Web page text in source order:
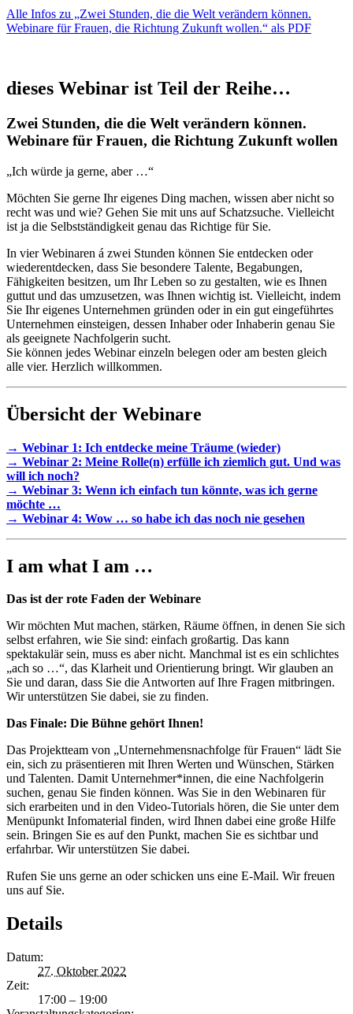
Alle Infos zu „Zwei Stunden, die die Welt verändern können.
Webinare für Frauen, die Richtung Zukunft wollen.“ als PDF
dieses Webinar ist Teil der Reihe…
Zwei Stunden, die die Welt verändern können.
Webinare für Frauen, die Richtung Zukunft wollen
„Ich würde ja gerne, aber …“
Möchten Sie gerne Ihr eigenes Ding machen, wissen aber nicht so
recht was und wie? Gehen Sie mit uns auf Schatzsuche. Vielleicht
ist ja die Selbstständigkeit genau das Richtige für Sie.
In vier Webinaren á zwei Stunden können Sie entdecken oder
wiederentdecken, dass Sie besondere Talente, Begabungen,
Fähigkeiten besitzen, um Ihr Leben so zu gestalten, wie es Ihnen
guttut und das umzusetzen, was Ihnen wichtig ist. Vielleicht, indem
Sie Ihr eigenes Unternehmen gründen oder in ein gut eingeführtes
Unternehmen einsteigen, dessen Inhaber oder Inhaberin genau Sie
als geeignete Nachfolgerin sucht.
Sie können jedes Webinar einzeln belegen oder am besten gleich
alle vier. Herzlich willkommen.
Übersicht der Webinare
→ Webinar 1: Ich entdecke meine Träume (wieder)
→ Webinar 2: Meine Rolle(n) erfülle ich ziemlich gut. Und was
will ich noch?
→ Webinar 3: Wenn ich einfach tun könnte, was ich gerne
möchte …
→ Webinar 4: Wow … so habe ich das noch nie gesehen
I am what I am …
Das ist der rote Faden der Webinare
Wir möchten Mut machen, stärken, Räume öffnen, in denen Sie sich
selbst erfahren, wie Sie sind: einfach großartig. Das kann
spektakulär sein, muss es aber nicht. Manchmal ist es ein schlichtes
„ach so …“, das Klarheit und Orientierung bringt. Wir glauben an
Sie und daran, dass Sie die Antworten auf Ihre Fragen mitbringen.
Wir unterstützen Sie dabei, sie zu finden.
Das Finale: Die Bühne gehört Ihnen!
Das Projektteam von „Unternehmensnachfolge für Frauen“ lädt Sie
ein, sich zu präsentieren mit Ihren Werten und Wünschen, Stärken
und Talenten. Damit Unternehmer*innen, die eine Nachfolgerin
suchen, genau Sie finden können. Was Sie in den Webinaren für
sich erarbeiten und in den Video-Tutorials hören, die Sie unter dem
Menüpunkt Infomaterial finden, wird Ihnen dabei eine große Hilfe
sein. Bringen Sie es auf den Punkt, machen Sie es sichtbar und
erfahrbar. Wir unterstützen Sie dabei.
Rufen Sie uns gerne an oder schicken uns eine E-Mail. Wir freuen
uns auf Sie.
Details
Datum:
27. Oktober 2022
Zeit:
17:00 – 19:00